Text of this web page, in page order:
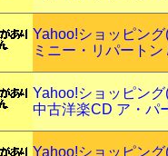
Yahoo!ショッピン
ミニー・リパート
Yahoo!ショッピン
中古洋楽CD ア・パ
Yahoo!ショッピン